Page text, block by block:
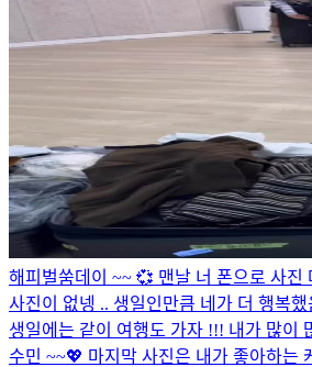
해피벌쑴데이 ~~ 💞 맨날 너 폰으로 사진
사진이 없넹 .. 생일인만큼 네가 더 행복했
생일에는 같이 여행도 가자 !!! 내가 많이
수민 ~~💖 마지막 사진은 내가 좋아하는